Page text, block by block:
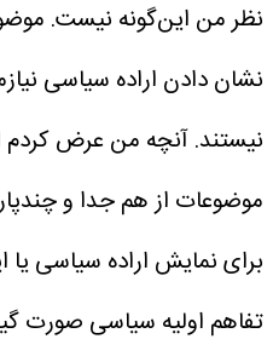
نظر من این‌گونه نیست.
نشان دادن اراده سیاسی
نیستند. آنچه من عرض کردم
موضوعات از هم جدا و
برای نمایش اراده سیاسی
تفاهم اولیه سیاسی صورت